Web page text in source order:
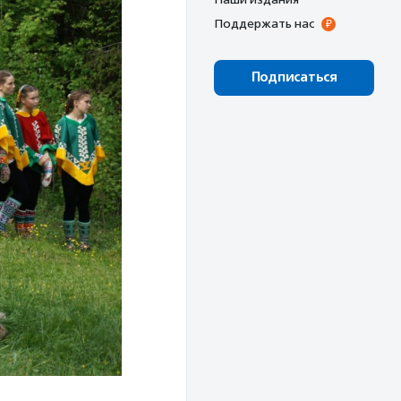
Поддержать нас
Подписаться